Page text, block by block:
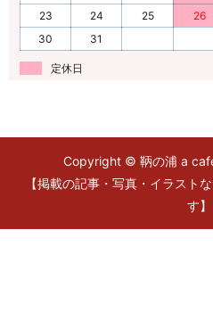
23
24 25 26
30
31
定休日
Copyright © 鞆の浦 a
【掲載の記事・写真・イラスト
す】